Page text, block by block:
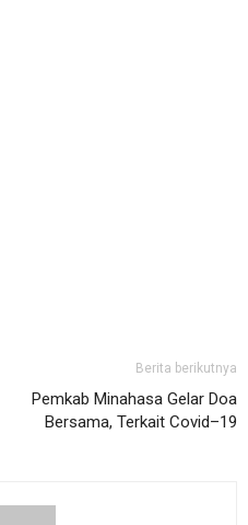
Berita berikutnya
Pemkab Minahasa Gelar Doa
Bersama, Terkait Covid–19